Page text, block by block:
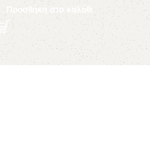
Προσθήκη στο καλάθι